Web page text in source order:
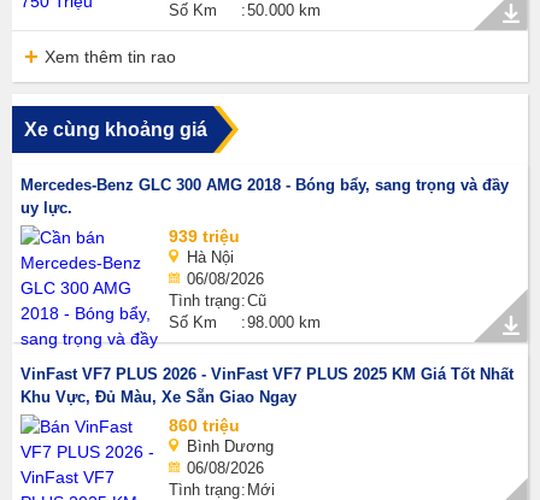
Số Km
50.000 km
Xem thêm tin rao
Xe cùng khoảng giá
Mercedes-Benz GLC 300 AMG 2018 - Bóng bẩy, sang trọng và đầy
uy lực.
939 triệu
Hà Nội
06/08/2026
Tình trạng Cũ
Số Km
98.000 km
VinFast VF7 PLUS 2026 - VinFast VF7 PLUS 2025 KM Giá Tốt Nhất
Khu Vực, Đủ Màu, Xe Sẵn Giao Ngay
860 triệu
Bình Dương
06/08/2026
Tình trạng Mới